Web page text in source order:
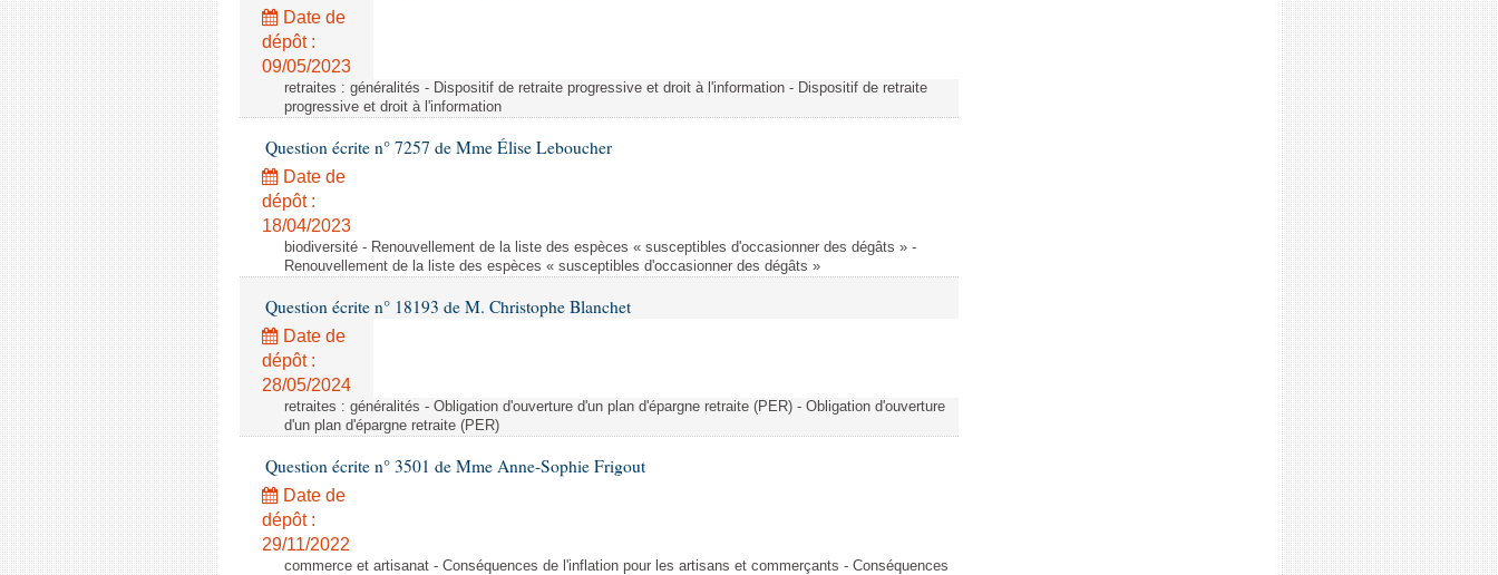
Date de
dépôt :
09/05/2023
retraites : généralités - Dispositif de retraite progressive et droit à l'information - Dispositif de retraite
progressive et droit à l'information
Question écrite n° 7257 de Mme Élise Leboucher
Date de
dépôt :
18/04/2023
biodiversité - Renouvellement de la liste des espèces « susceptibles d'occasionner des dégâts » -
Renouvellement de la liste des espèces « susceptibles d'occasionner des dégâts »
Question écrite n° 18193 de M. Christophe Blanchet
Date de
dépôt :
28/05/2024
retraites : généralités - Obligation d'ouverture d'un plan d'épargne retraite (PER) - Obligation d'ouverture
d'un plan d'épargne retraite (PER)
Question écrite n° 3501 de Mme Anne-Sophie Frigout
Date de
dépôt :
29/11/2022
commerce et artisanat - Conséquences de l'inflation pour les artisans et commerçants - Conséquences